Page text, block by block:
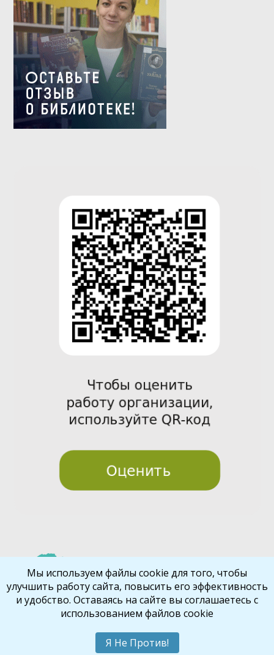
vio
t
Библиокрай© 2026
Шаблон от
WP Puzzle
Мы используем файлы cookie для того, чтобы
улучшить работу сайта, повысить его эффективность
и удобство. Оставаясь на сайте вы соглашаетесь с
использованием файлов cookie
Я Не Против!